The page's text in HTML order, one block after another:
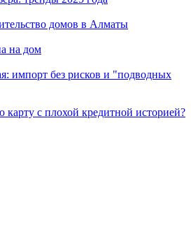
домов в Алматы
на дом
импорт без рисков и "подводных
с плохой кредитной историей?